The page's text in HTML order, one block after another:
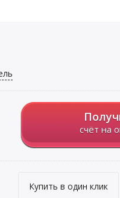
счёт на
Купить в один клик